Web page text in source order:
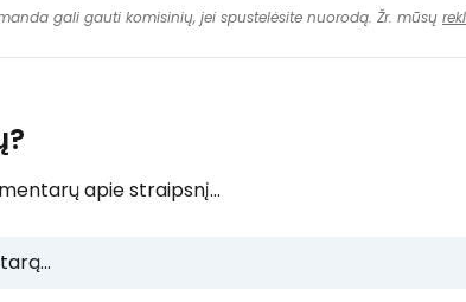
gali gauti komisinių, jei spustelėsite nuorodą. Žr. mūsų
apie straipsnį...